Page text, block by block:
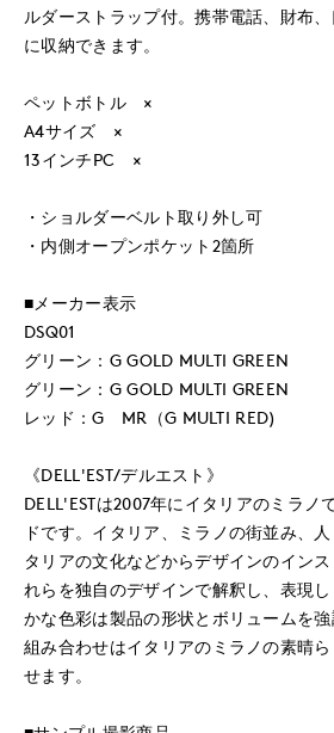
ルダーストラップ付。携帯電話、財布
に収納できます。
ペットボトル ×
A4サイズ ×
13インチPC ×
・ショルダーベルト取り外し可
・内側オープンポケット2箇所
■メーカー表示
DSQ01
グリーン：G GOLD MULTI GREEN
グリーン：G GOLD MULTI GREEN
レッド：G MR（G MULTI RED)
《DELL'EST/デルエスト》
DELL'ESTは2007年にイタリアのミラノ
ドです。イタリア、ミラノの街並み、
タリアの文化などからデザインのイン
れらを独自のデザインで解釈し、表現
かな色彩は製品の形状とボリュームを
組み合わせはイタリアのミラノの素晴
せます。